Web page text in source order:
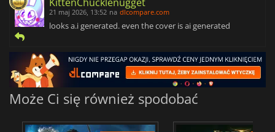
KittenChucklenugget
21 maj 2026, 13:52 na dlcompare.com
looks a.i generated. even the cover is ai generated
Może Ci się również spodobać